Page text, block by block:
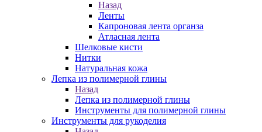
Назад
Ленты
Капроновая лента органза
Атласная лента
Шелковые кисти
Нитки
Натуральная кожа
Лепка из полимерной глины
Назад
Лепка из полимерной глины
Инструменты для полимерной глины
Инструменты для рукоделия